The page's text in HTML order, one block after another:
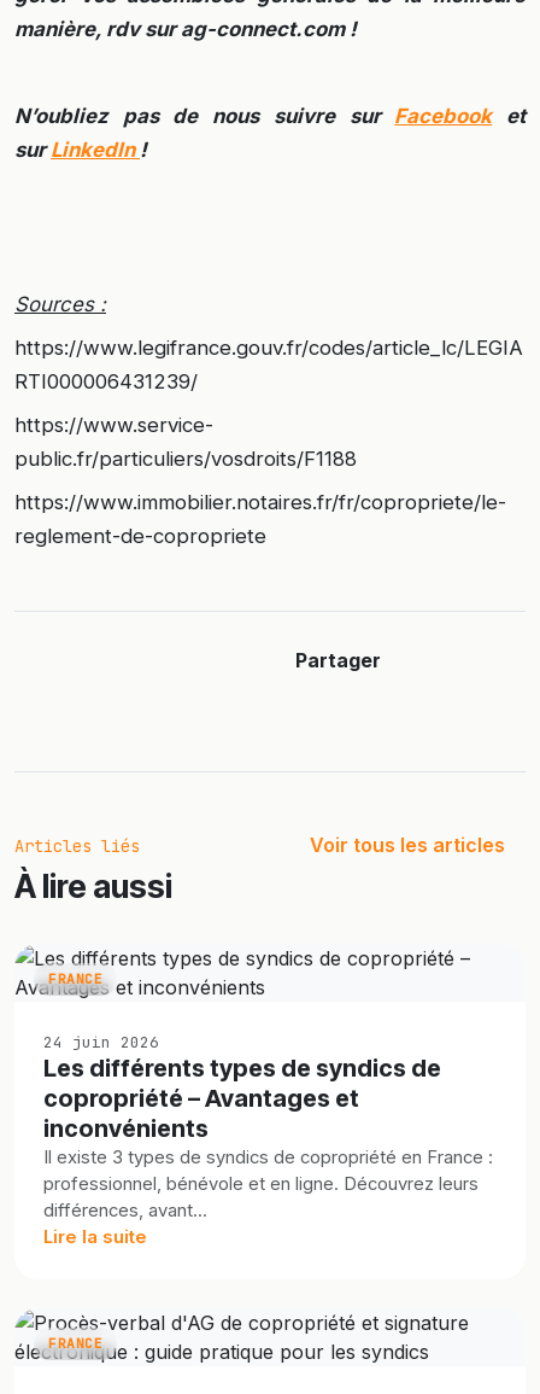
manière, rdv sur ag-connect.com !
N’oubliez pas de nous suivre sur Facebooket
surLinkedIn !
Sources :
https://www.legifrance.gouv.fr/codes/article_lc/LEGIA
RTI000006431239/
https://www.service-
public.fr/particuliers/vosdroits/F1188
https://www.immobilier.notaires.fr/fr/copropriete/le-
reglement-de-copropriete
Partager
Articles liés
À lire aussi
Voir tous les articles
FRANCE
24 juin 2026
Les différents types de syndics de
copropriété – Avantages et
inconvénients
Il existe 3 types de syndics de copropriété en France :
professionnel, bénévole et en ligne. Découvrez leurs
différences, avant...
Lire la suite
FRANCE